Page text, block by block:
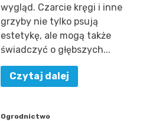
wygląd. Czarcie kręgi i inne
grzyby nie tylko psują
estetykę, ale mogą także
świadczyć o głębszych...
Czytaj dalej
Ogrodnictwo